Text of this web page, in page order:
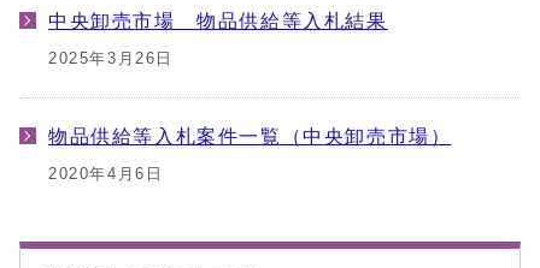
中央卸売市場 物品供給等入札結果
2025年3月26日
物品供給等入札案件一覧（中央卸売市場）
2020年4月6日